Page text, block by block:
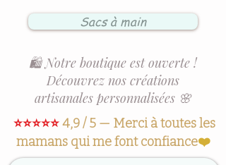
Sacs à main
🛍️ Notre boutique est ouverte !
Découvrez nos créations
artisanales personnalisées 🌸
⭐⭐⭐⭐⭐4,9 / 5 — Merci à toutes les
mamans qui me font confiance❤️